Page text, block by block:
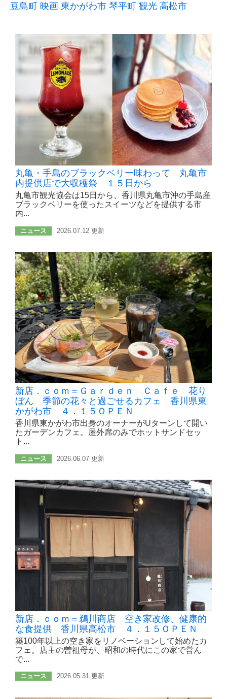
豆島町
映画 東かがわ市 琴平町 観光 高松市
丸亀・手島のブラックベリー味わって 丸亀市
内提供店で大収穫祭 １５日から
丸亀市観光協会は15日から、香川県丸亀市沖の手島産
ブラックベリーを使ったスイーツなどを提供する市
内...
ニュース 2026.07.12 更新
新店．ｃｏｍ＝Ｇａｒｄｅｎ Ｃａｆｅ 花り
ぼん 季節の花々と過ごせるカフェ 香川県東
かがわ市 ４．１５ＯＰＥＮ
香川県東かがわ市出身のオーナーがUターンして開い
たガーデンカフェ。屋外席のみでホットサンドセッ
ト...
ニュース 2026.06.07 更新
新店．ｃｏｍ＝鵜川商店 空き家改修、健康的
な食提供 香川県高松市 ４．１５ＯＰＥＮ
築100年以上の空き家をリノベーションして始めたカ
フェ。店主の曽祖母が、昭和の時代にこの家で営ん
で...
ニュース 2026.05.31 更新